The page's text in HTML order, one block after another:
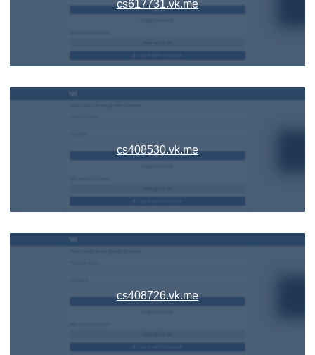
cs617731.vk.me
cs408530.vk.me
cs408726.vk.me